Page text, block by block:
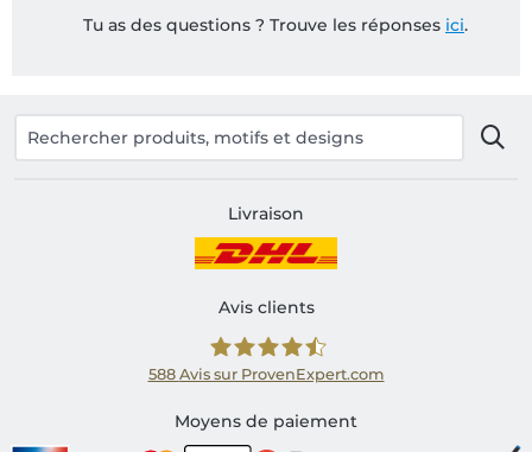
Tu as des questions ? Trouve les réponses ici.
Livraison
Avis clients
Shirtinator FR
588 Avis sur ProvenExpert.com
Moyens de paiement